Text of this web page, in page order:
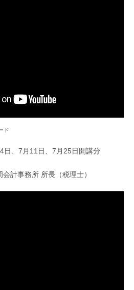
ド
日、7月11日、7月25日開講分
事務所 所長（税理士）